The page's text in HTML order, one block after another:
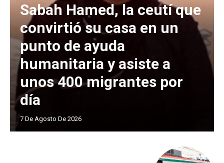
Sabah Hamed, la ceutí que
convirtió su casa en un
punto de ayuda
humanitaria y asiste a
unos 400 migrantes por
día
7 De Agosto De 2026